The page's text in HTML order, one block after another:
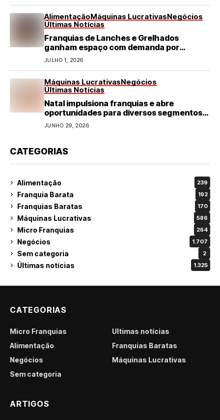
AlimentaçãoMáquinas LucrativasNegócios
Últimas Notícias
Franquias de Lanches e Grelhados
ganham espaço com demanda por
refeições rápidas e de qualidade
JULHO 1, 2026
Máquinas LucrativasNegócios
Últimas Notícias
Natal impulsiona franquias e abre
oportunidades para diversos segmentos
do varejo
JUNHO 29, 2026
CATEGORIAS
Alimentação 239
Franquia Barata 192
Franquias Baratas 170
Máquinas Lucrativas 586
Micro Franquias 264
Negócios 1.707
Sem categoria 2
Últimas notícias 1.325
CATEGORIAS
Micro Franquias
Últimas notícias
Alimentação
Franquias Baratas
Negócios
Máquinas Lucrativas
Sem categoria
ARTIGOS